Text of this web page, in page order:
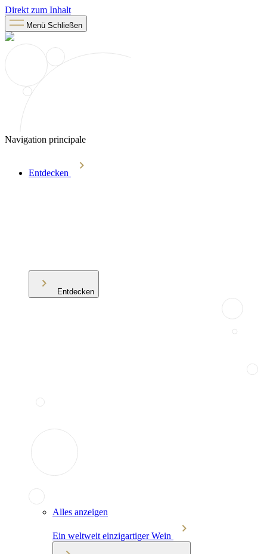
Direkt zum Inhalt
Menü Schließen
Navigation principale
Entdecken
Entdecken
Alles anzeigen
Ein weltweit einzigartiger Wein